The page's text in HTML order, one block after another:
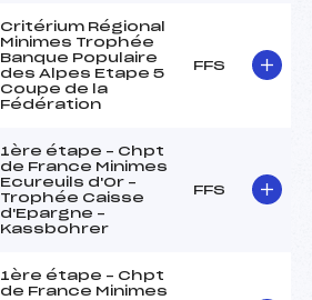
Critérium Régional
Minimes Trophée
Banque Populaire
des Alpes Etape 5
Coupe de la
Fédération
FFS
1ère étape – Chpt
de France Minimes
Ecureuils d'Or –
Trophée Caisse
d'Epargne –
Kassbohrer
FFS
1ère étape – Chpt
de France Minimes